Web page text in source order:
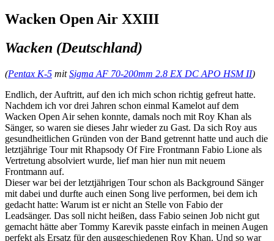
Wacken Open Air XXIII
Wacken (Deutschland)
(Pentax K-5 mitSigma AF 70-200mm 2.8 EX DC APO HSM II)
Endlich, der Auftritt, auf den ich mich schon richtig gefreut hatte.
Nachdem ich vor drei Jahren schon einmal Kamelot auf dem
Wacken Open Air sehen konnte, damals noch mit Roy Khan als
Sänger, so waren sie dieses Jahr wieder zu Gast. Da sich Roy aus
gesundheitlichen Gründen von der Band getrennt hatte und auch die
letztjährige Tour mit Rhapsody Of Fire Frontmann Fabio Lione als
Vertretung absolviert wurde, lief man hier nun mit neuem
Frontmann auf.
Dieser war bei der letztjährigen Tour schon als Background Sänger
mit dabei und durfte auch einen Song live performen, bei dem ich
gedacht hatte: Warum ist er nicht an Stelle von Fabio der
Leadsänger. Das soll nicht heißen, dass Fabio seinen Job nicht gut
gemacht hätte aber Tommy Karevik passte einfach in meinen Augen
perfekt als Ersatz für den ausgeschiedenen Roy Khan. Und so war